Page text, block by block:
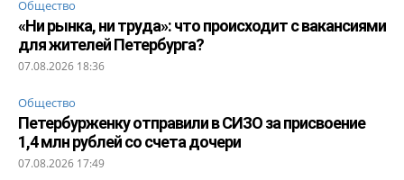
Общество
«Ни рынка, ни труда»: что происходит с вакансиями
для жителей Петербурга?
07.08.2026 18:36
Общество
Петербурженку отправили в СИЗО за присвоение
1,4 млн рублей со счета дочери
07.08.2026 17:49